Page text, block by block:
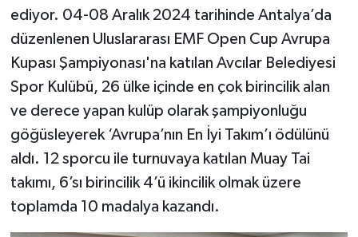
ediyor. 04-08 Aralık 2024 tarihinde Antalya’da
düzenlenen Uluslararası EMF Open Cup Avrupa
Kupası Şampiyonası'na katılan Avcılar Belediyesi
Spor Kulübü, 26 ülke içinde en çok birincilik alan
ve derece yapan kulüp olarak şampiyonluğu
göğüsleyerek ‘Avrupa’nın En İyi Takım’ı ödülünü
aldı. 12 sporcu ile turnuvaya katılan Muay Tai
takımı, 6’sı birincilik 4’ü ikincilik olmak üzere
toplamda 10 madalya kazandı.